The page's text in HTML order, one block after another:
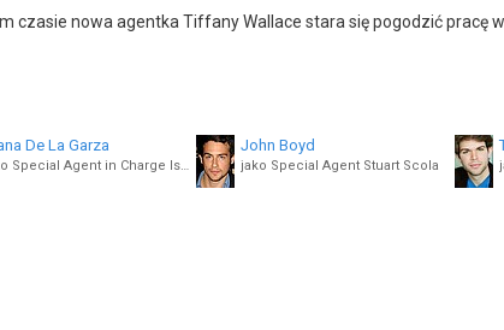
czasie nowa agentka Tiffany Wallace stara się pogodzić pracę
De La Garza
jako Special Agent in Charge Isobel Castille
John Boyd
jako Special Agent Stuart Scola